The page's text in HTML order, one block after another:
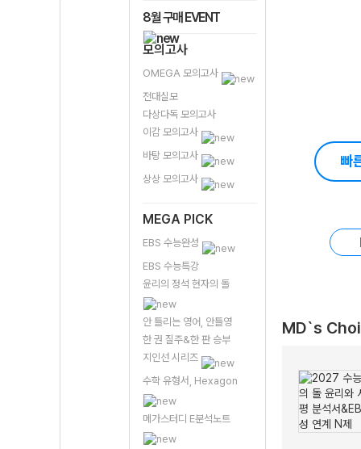
8월 구매 EVENT
모의고사
OMEGA 모의고사
전대실모
다상다독 모의고사
이감 모의고사
바탕 모의고사
상상 모의고사
MEGA PICK
EBS 수능완성
EBS 수능특강
윤리의 정석 현자의 돌
안 틀리는 영어, 안틀영
한 권 질주&한 판 승부
지인선 시리즈
수학 유형서, Hexagon
메가스터디 E분석노트
빠
MD`s